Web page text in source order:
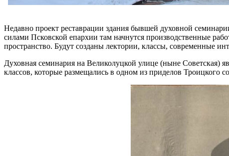
Недавно проект реставрации здания бывшей духовной
силами Псковской епархии там начнутся производственные
пространство. Будут созданы лектории, классы, современные
Духовная семинария на Великолуцкой улице (ныне Советская)
классов, которые размещались в одном из приделов Троицкого